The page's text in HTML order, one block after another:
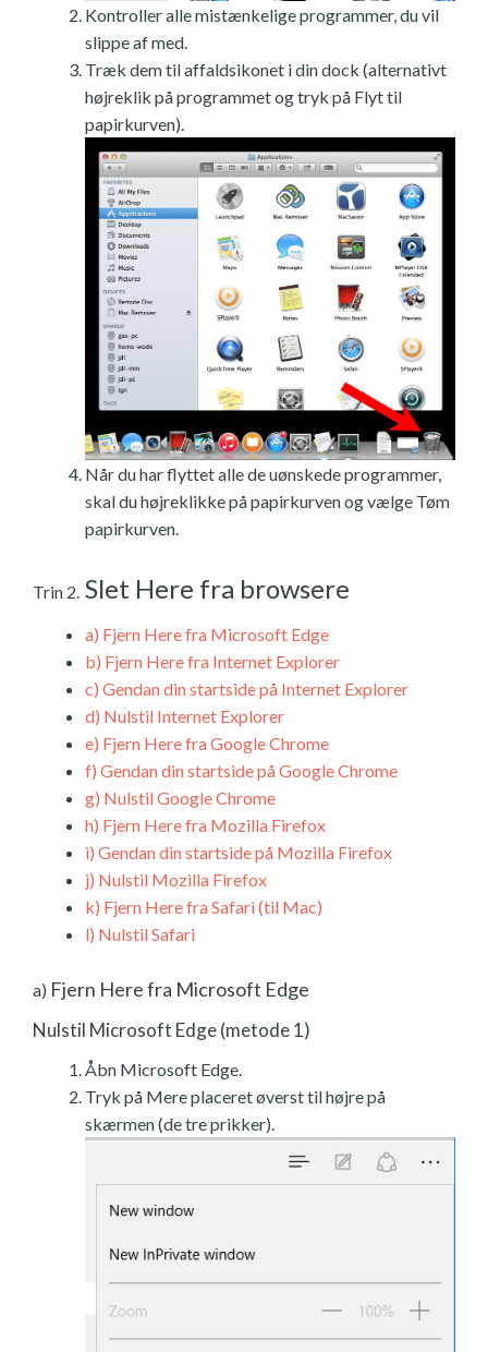
Kontroller alle mistænkelige programmer, du vil
slippe af med.
Træk dem til affaldsikonet i din dock (alternativt
højreklik på programmet og tryk på Flyt til
papirkurven).
Når du har flyttet alle de uønskede programmer,
skal du højreklikke på papirkurven og vælge Tøm
papirkurven.
Trin 2. Slet Here fra browsere
a) Fjern Here fra Microsoft Edge
b) Fjern Here fra Internet Explorer
c) Gendan din startside på Internet Explorer
d) Nulstil Internet Explorer
e) Fjern Here fra Google Chrome
f) Gendan din startside på Google Chrome
g) Nulstil Google Chrome
h) Fjern Here fra Mozilla Firefox
i) Gendan din startside på Mozilla Firefox
j) Nulstil Mozilla Firefox
k) Fjern Here fra Safari (til Mac)
l) Nulstil Safari
a) Fjern Here fra Microsoft Edge
Nulstil Microsoft Edge (metode 1)
Åbn Microsoft Edge.
Tryk på Mere placeret øverst til højre på
skærmen (de tre prikker).